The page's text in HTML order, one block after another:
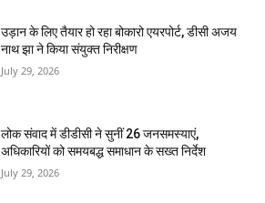
उड़ान के लिए तैयार हो रहा बोकारो एयरपोर्ट, डीसी अजय
नाथ झा ने किया संयुक्त निरीक्षण
July 29, 2026
लोक संवाद में डीडीसी ने सुनीं 26 जनसमस्याएं,
अधिकारियों को समयबद्ध समाधान के सख्त निर्देश
July 29, 2026